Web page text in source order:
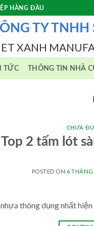
HÀNG ĐẦU
TY TNHH
XANH
TỨC THÔNG TIN NHÀ
CHƯA
Top 2 tấm lót
POSTED ON 6 THÁNG
thông dụng nhất hiện